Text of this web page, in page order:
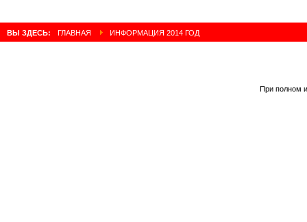
ВЫ ЗДЕСЬ: ГЛАВНАЯ ИНФОРМАЦИЯ 2014 ГОД
При полном